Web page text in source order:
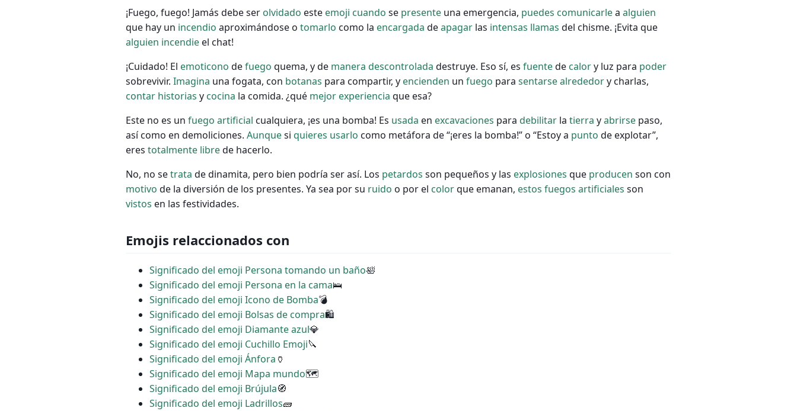
¡Fuego, fuego! Jamás debe ser olvidado este emoji cuando se presente una emergencia, puedes comunicarlea alguien
que hay un incendio aproximándose o tomarlo como la encargada deapagar las intensas llamas del chisme. ¡Evita que
alguien incendieel chat!
¡Cuidado! El emoticono defuego quema, y de manera descontrolada destruye. Eso sí, es fuentede calory luz para poder
sobrevivir. Imagina una fogata, con botanas para compartir, y encienden un fuego para sentarsealrededory charlas,
contar historias y cocina la comida. ¿qué mejor experiencia que esa?
Este no es un fuego artificial cualquiera, ¡es una bomba! Es usada en excavaciones para debilitar la tierra yabrirse paso,
así como en demoliciones. Aunquesi quieres usarlo como metáfora de “¡eres la bomba!” o “Estoy a punto de explotar”,
eres totalmente librede hacerlo.
No, no setrata de dinamita, pero bien podría ser así. Los petardos son pequeños y las explosiones que producen son con
motivo de la diversión de los presentes. Ya sea por su ruido o por el colorque emanan, estos fuegos artificiales son
vistos en las festividades.
Emojis relaccionados con
Significado del emoji Persona tomando un baño🛀
Significado del emoji Persona en la cama🛌
Significado del emoji Icono de Bomba💣
Significado del emoji Bolsas de compra🛍
Significado del emoji Diamante azul💎
Significado del emoji Cuchillo Emoji🔪
Significado del emoji Ánfora 🏺
Significado del emoji Mapa mundo🗺
Significado del emoji Brújula🧭
Significado del emoji Ladrillos🧱